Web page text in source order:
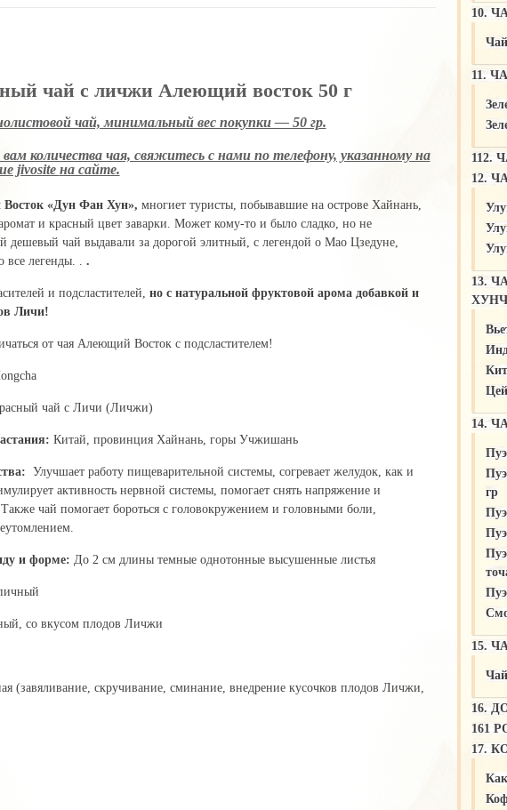
чай с личжи Алеющий восток 50 г
чай, минимальный вес покупки — 50 гр.
количества чая, свяжитесь с нами по телефону, указанному на
jivosite на сайте.
«Дун Фан Хун», многиет туристы, побывавшие на острове Хайнань,
и красный цвет заварки. Может кому-то и было сладко, но не
дешевый чай выдавали за дорогой элитный, с легендой о Мао Цзедуне,
легенды. .
.
и подсластителей, но с натуральной фруктовой арома добавкой и
Личи!
от чая Алеющий Восток с подсластителем!
чай с Личи (Личжи)
Китай, провинция Хайнань, горы Учжишань
Улучшает работу пищеварительной системы, согревает желудок, как и
активность нервной системы, помогает снять напряжение и
Также чай помогает бороться с головокружением и головными боли,
и форме: До 2 см длины темные однотонные высушенные листья
со вкусом плодов Личжи
(завяливание, скручивание, сминание, внедрение кусочков плодов Личжи,
10.
11.
112.
12.
13.
14.
гр
15.
16.
161
17.